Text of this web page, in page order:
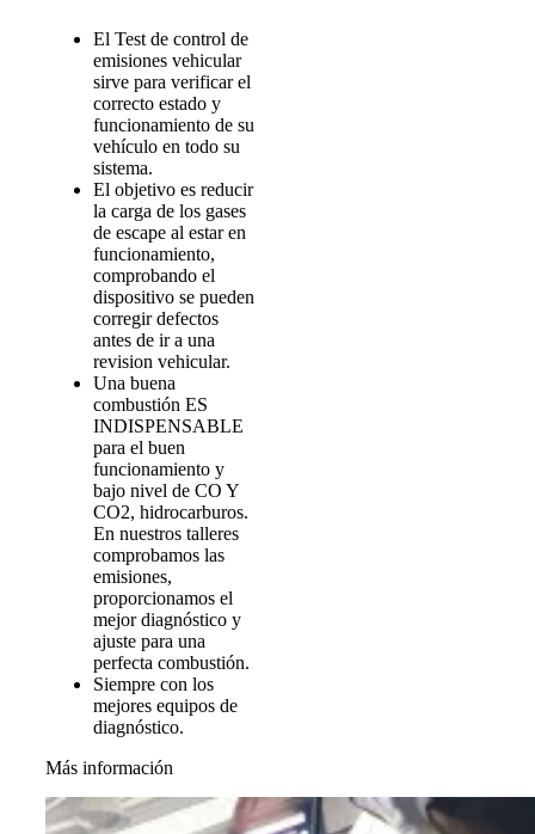
El Test de control de
emisiones vehicular
sirve para verificar el
correcto estado y
funcionamiento de su
vehículo en todo su
sistema.
El objetivo es reducir
la carga de los gases
de escape al estar en
funcionamiento,
comprobando el
dispositivo se pueden
corregir defectos
antes de ir a una
revision vehicular.
Una buena
combustión ES
INDISPENSABLE
para el buen
funcionamiento y
bajo nivel de CO Y
CO2, hidrocarburos.
En nuestros talleres
comprobamos las
emisiones,
proporcionamos el
mejor diagnóstico y
ajuste para una
perfecta combustión.
Siempre con los
mejores equipos de
diagnóstico.
Más información